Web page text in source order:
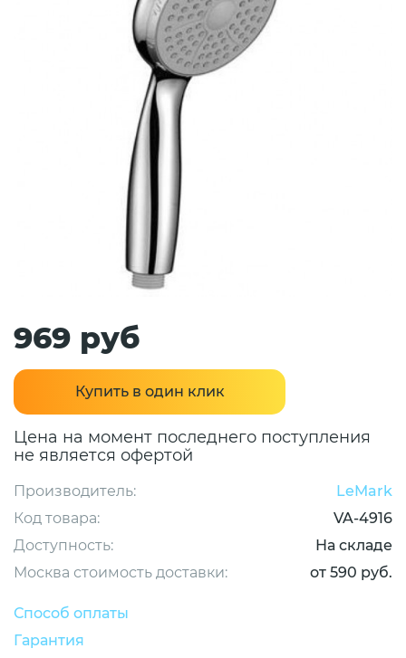
969 руб
Купить в один клик
Цена на момент последнего поступления
не является офертой
Производитель:
LeMark
Код товара:
VA-4916
Доступность:
На складе
Москва стоимость доставки:
от 590 руб.
Способ оплаты
Гарантия